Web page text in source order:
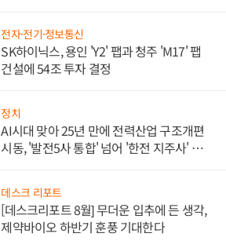
전자·전기·정보통신
SK하이닉스, 용인 'Y2' 팹과 청주 'M17' 팹
건설에 54조 투자 결정
정치
AI시대 맞아 25년 만에 전력산업 구조개편
시동, '발전5사 통합' 넘어 '한전 지주사' 재편
데스크 리포트
[데스크리포트 8월] 무더운 입추에 든 생각,
제약바이오 하반기 훈풍 기대한다